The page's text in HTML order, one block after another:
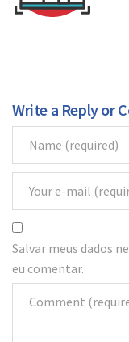
Blog
Write a Reply or
Salvar meus dados
eu comentar.